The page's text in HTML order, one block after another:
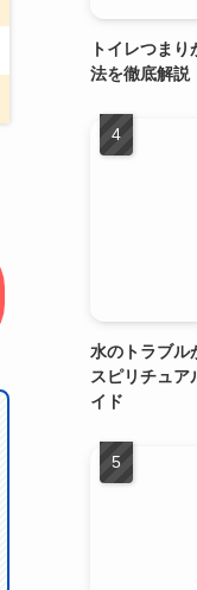
トイレつま
法を徹底解説
水のトラブル
スピリチュア
イド